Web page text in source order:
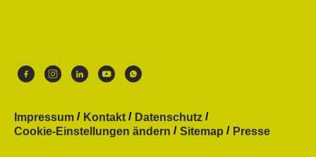
Impressum Kontakt
Datenschutz
Cookie-Einstellungen ändern
Sitemap Presse